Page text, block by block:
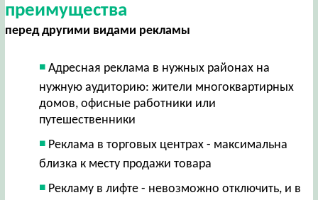
преимущества
перед другими видами рекламы
Адресная реклама в нужных районах на
нужную аудиторию: жители многоквартирных
домов, офисные работники или
путешественники
Реклама в торговых центрах - максимальна
близка к месту продажи товара
Рекламу в лифте - невозможно отключить, и в